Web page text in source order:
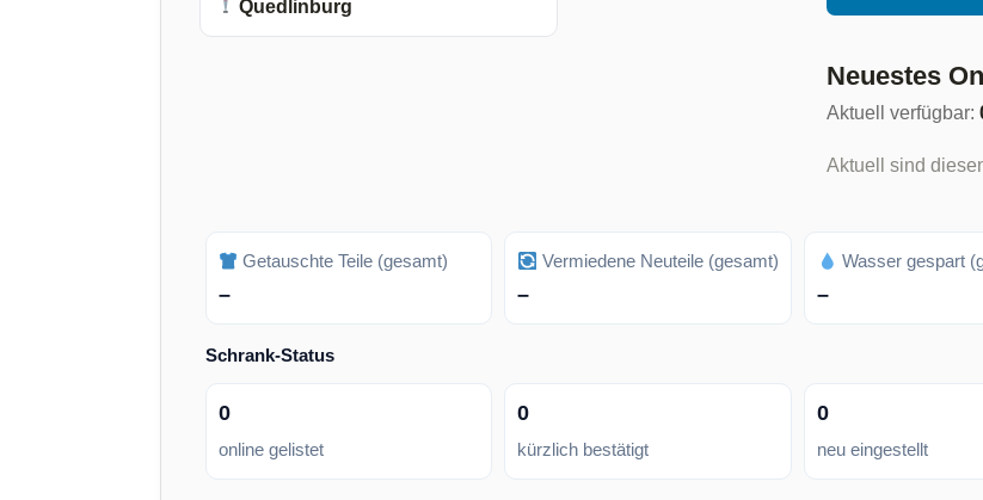
Quedlinburg
Neuestes
Aktuell verfügbar:
Aktuell sind
Getauschte Teile (gesamt)
–
Vermiedene Neuteile (gesamt)
–
Wasser gespart
–
Schrank-Status
0
online gelistet
0
kürzlich bestätigt
0
neu eingestellt